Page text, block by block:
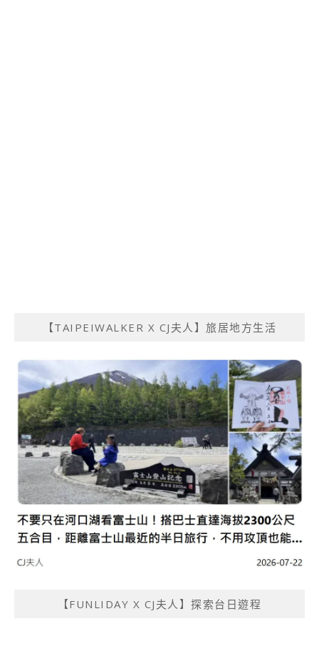
【TAIPEIWALKER X CJ夫人】旅居地方生活
【FUNLIDAY X CJ夫人】探索台日遊程